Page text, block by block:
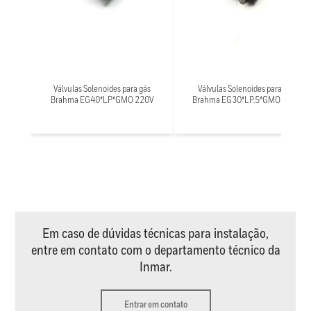
Válvulas Solenoides para gás
Brahma EG40*LP*GMO 220V
Válvulas Solenoides para gás
Brahma EG30*LP.5*GMO 220V
Em caso de dúvidas técnicas para instalação,
entre em contato com o departamento técnico da
Inmar.
Entrar em contato